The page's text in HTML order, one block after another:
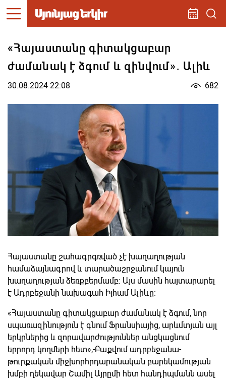
«Հայաստանը գիտակցաբար
ժամանակ է ձգում և զինվում»․ Ալիև
30.08.2024 22:08 682
Հայաստանը շահագրգռված չէ խաղաղության
համաձայնագրով և տարածաշրջանում կայուն
խաղաղության ձեռքբերմամբ։ Այս մասին հայտարարել
է Ադրբեջանի նախագահ Իլհամ Ալիևը։
«Հայաստանը գիտակցաբար ժամանակ է ձգում, նոր
սպառազինություն է գնում Ֆրանսիայից, արևմտյան այլ
երկրներից և զորավարժություններ անցկացնում
երրորդ կողմերի հետ»,-Բաքվում ադրբեջանա-
թուրքական միջխորհրդարանական բարեկամության
խմբի ղեկավար Շամիլ Այրըմի հետ հանդիպմանն ասել